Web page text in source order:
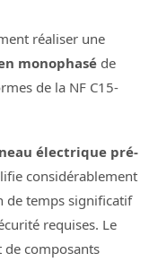
réaliser une
monophasé de
de la NF C15-
électrique pré-
considérablement
de temps significatif
requises. Le
de composants